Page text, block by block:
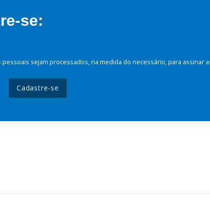
se:
sejam processados, na medida do necessário, para assinar
Cadastre-se